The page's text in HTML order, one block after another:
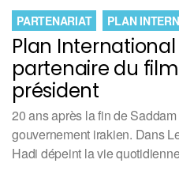
Plan
partenaire du
président
PARTENARIAT PLAN
20 ans après la fin de
gouvernement irakien. Dans
Hadi dépeint la vie